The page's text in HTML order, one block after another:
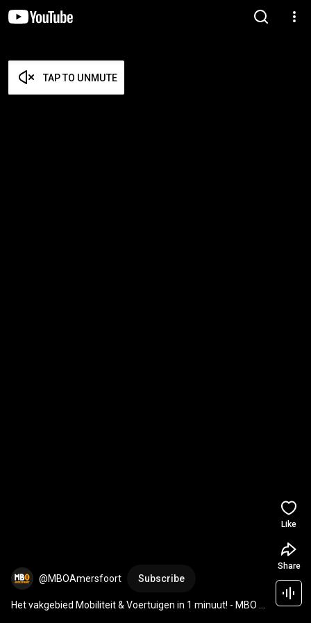
TAP TO UNMUTE
@MBOAmersfoort Subscribe
Het vakgebied Mobiliteit & Voertuigen in 1 minuut! - MBO
Like
Share